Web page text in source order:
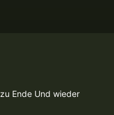
Ende Und wieder